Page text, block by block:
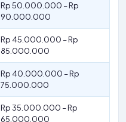
Rp 50.000.000 – Rp
90.000.000
Rp 45.000.000 – Rp
85.000.000
Rp 40.000.000 – Rp
75.000.000
Rp 35.000.000 – Rp
65.000.000